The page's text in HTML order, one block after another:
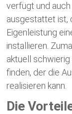
verfügt und
ausgestattet ist,
Eigenleistung
installieren.
aktuell
finden, der die
realisieren kann.
Die